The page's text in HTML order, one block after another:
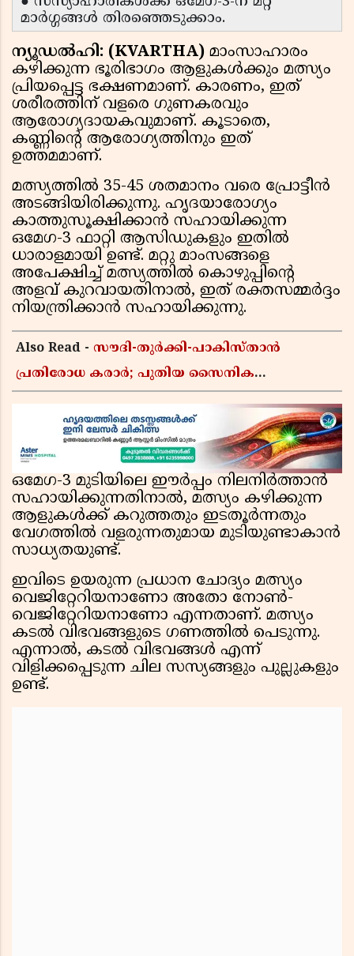
മാർഗ്ഗങ്ങൾ തിരഞ്ഞെടുക്കാം.
ന്യൂഡൽഹി: (KVARTHA) മാംസാഹാരം
കഴിക്കുന്ന ഭൂരിഭാഗം ആളുകൾക്കും മത്സ്യം
പ്രിയപ്പെട്ട ഭക്ഷണമാണ്. കാരണം, ഇത്
ശരീരത്തിന് വളരെ ഗുണകരവും
ആരോഗ്യദായകവുമാണ്. കൂടാതെ,
കണ്ണിന്റെ ആരോഗ്യത്തിനും ഇത്
ഉത്തമമാണ്.
മത്സ്യത്തിൽ 35-45 ശതമാനം വരെ പ്രോട്ടീൻ
അടങ്ങിയിരിക്കുന്നു. ഹൃദയാരോഗ്യം
കാത്തുസൂക്ഷിക്കാൻ സഹായിക്കുന്ന
ഒമേഗ-3 ഫാറ്റി ആസിഡുകളും ഇതിൽ
ധാരാളമായി ഉണ്ട്. മറ്റു മാംസങ്ങളെ
അപേക്ഷിച്ച് മത്സ്യത്തിൽ കൊഴുപ്പിന്റെ
അളവ് കുറവായതിനാൽ, ഇത് രക്തസമ്മർദ്ദം
നിയന്ത്രിക്കാൻ സഹായിക്കുന്നു.
Also Read - സൗദി-തുർക്കി-പാകിസ്താൻ
പ്രതിരോധ കരാർ; പുതിയ സൈനിക
ഒമേഗ-3 മുടിയിലെ ഈർപ്പം നിലനിർത്താൻ
സഹായിക്കുന്നതിനാൽ, മത്സ്യം കഴിക്കുന്ന
ആളുകൾക്ക് കറുത്തതും ഇടതൂർന്നതും
വേഗത്തിൽ വളരുന്നതുമായ മുടിയുണ്ടാകാൻ
സാധ്യതയുണ്ട്.
ഇവിടെ ഉയരുന്ന പ്രധാന ചോദ്യം മത്സ്യം
വെജിറ്റേറിയനാണോ അതോ നോൺ-
വെജിറ്റേറിയനാണോ എന്നതാണ്. മത്സ്യം
കടൽ വിഭവങ്ങളുടെ ഗണത്തിൽ പെടുന്നു.
എന്നാൽ, കടൽ വിഭവങ്ങൾ എന്ന്
വിളിക്കപ്പെടുന്ന ചില സസ്യങ്ങളും പുല്ലുകളും
ഉണ്ട്.